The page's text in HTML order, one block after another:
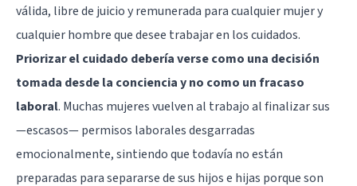
válida, libre de juicio y remunerada para cualquier mujer y
cualquier hombre que desee trabajar en los cuidados.
Priorizar el cuidado debería verse como una decisión
tomada desde la conciencia y no como un fracaso
laboral. Muchas mujeres vuelven al trabajo al finalizar sus
—escasos— permisos laborales desgarradas
emocionalmente, sintiendo que todavía no están
preparadas para separarse de sus hijos e hijas porque son